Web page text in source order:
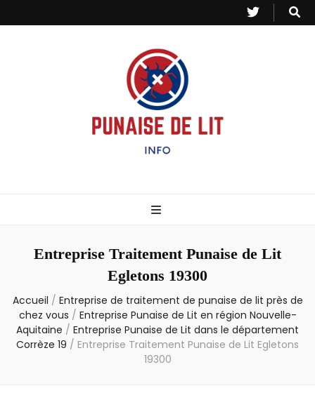
– Info
Entreprise Traitement Punaise de Lit
Egletons 19300
Accueil / Entreprise de traitement de punaise de lit près de
chez vous / Entreprise Punaise de Lit en région Nouvelle-
Aquitaine / Entreprise Punaise de Lit dans le département
Corrèze 19 / Entreprise Traitement Punaise de Lit Egletons
19300